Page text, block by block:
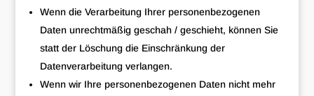
Wenn die Verarbeitung Ihrer personenbezogenen
Daten unrechtmäßig geschah / geschieht, können Sie
statt der Löschung die Einschränkung der
Datenverarbeitung verlangen.
Wenn wir Ihre personenbezogenen Daten nicht mehr